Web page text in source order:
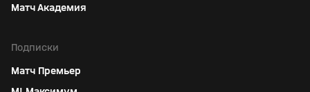
Матч Академия
Подписки
Матч Премьер